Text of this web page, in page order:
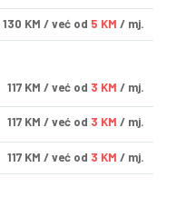
130 KM / već od 5 KM / mj.
117 KM / već od 3 KM / mj.
117 KM / već od 3 KM / mj.
117 KM / već od 3 KM / mj.